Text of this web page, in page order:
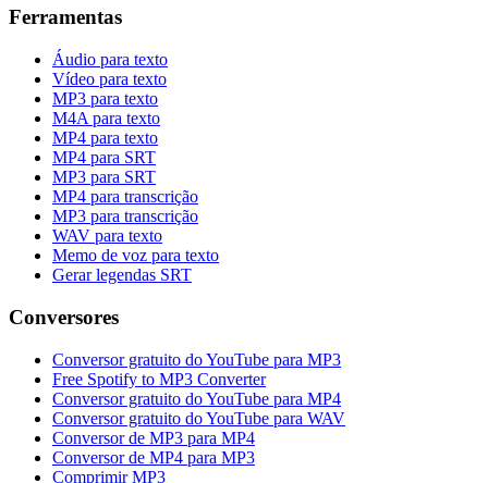
Ferramentas
Áudio para texto
Vídeo para texto
MP3 para texto
M4A para texto
MP4 para texto
MP4 para SRT
MP3 para SRT
MP4 para transcrição
MP3 para transcrição
WAV para texto
Memo de voz para texto
Gerar legendas SRT
Conversores
Conversor gratuito do YouTube para MP3
Free Spotify to MP3 Converter
Conversor gratuito do YouTube para MP4
Conversor gratuito do YouTube para WAV
Conversor de MP3 para MP4
Conversor de MP4 para MP3
Comprimir MP3